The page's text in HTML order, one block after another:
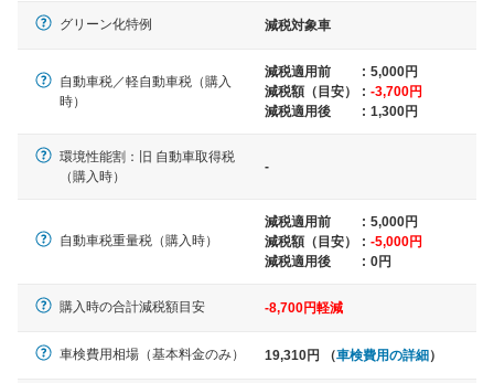
一般的な車体のサイズの目安
ラ、ステップワゴン など
グリーン化特例 減税対象車
自動車税／軽自動車税（購入
時）
減税適用前 : 5,000円
減税額（目安）
: -3,700円
減税適用後
: 1,300円
環境性能割：旧 自動車取得税
（購入時）
-
自動車税重量税（購入時）
減税適用前 : 5,000円
減税額（目安）
: -5,000円
減税適用後
: 0円
購入時の合計減税額目安 -8,700円軽減
車検費用相場（基本料金のみ） 19,310円 （車検費用の詳細）